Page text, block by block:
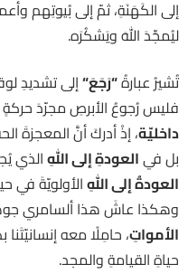
إلى الكَهَنَةِ، ثمّ إلى بُيوتِهم
ليُمجِّدَ اللهَ ويَشكُرَه.
تُشيرُ عبارةُ“رَجَعَ“إلى تشديدِ
فليس رُجوعُ الأبرصِ مجرّدَ
داخليّة، إذْ أدركَ أنَّ
بل فيالعودةِ إلى اللهِالذي
العودةُ إلى اللهِالأولويّةَ في
وهكذا عاشَ هذا ألسامري
الأمواتِ، حامِلًا معه
حياةِ القيامةِ والمجد.